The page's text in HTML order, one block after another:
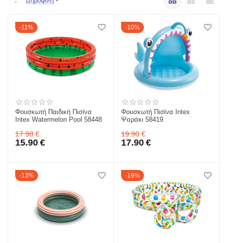
11%
Φουσκωτή Παιδική Πισίνα
Intex Watermelon Pool 58448
17.90 €
15.90 €
10%
Φουσκωτή Πισίνα Intex
Ψαράκι 58419
19.90 €
17.90 €
13% 19%